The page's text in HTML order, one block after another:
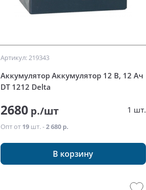
Артикул: 219343
Аккумулятор Аккумулятор 12 В, 12 Ач
DT 1212 Delta
2680 р./шт 1 шт.
Опт от 19 шт. -2 680 р.
В корзину